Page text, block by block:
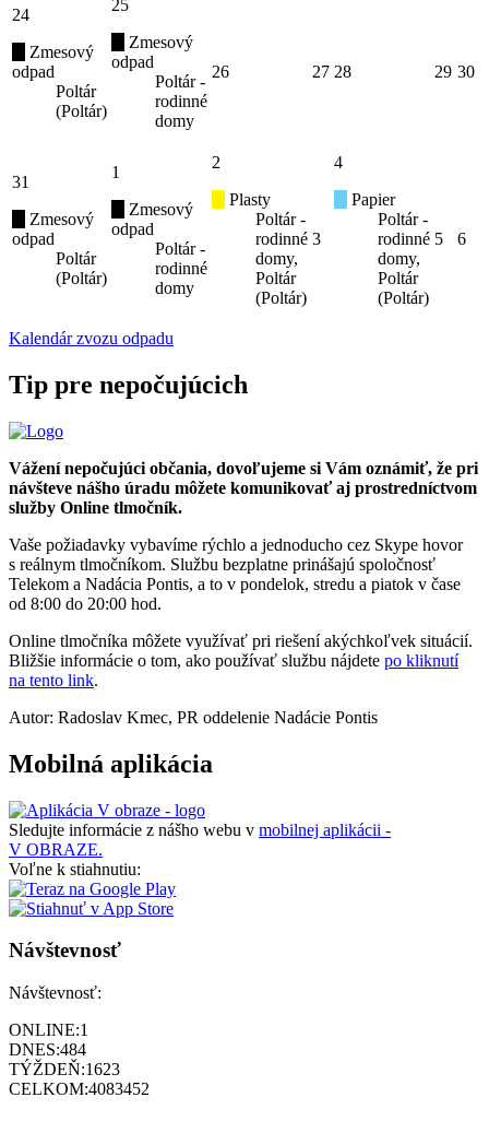
24
Zmesový
odpad
Poltár
(Poltár)
25
Zmesový
odpad
Poltár -
rodinné
domy
26 27 28 29 30
31
Zmesový
odpad
Poltár
(Poltár)
1
Zmesový
odpad
Poltár -
rodinné
domy
2
Plasty
Poltár -
rodinné
domy,
Poltár
(Poltár)
3
4
Papier
Poltár -
rodinné
domy,
Poltár
(Poltár)
5 6
Kalendár zvozu odpadu
Tip pre nepočujúcich
Vážení nepočujúci občania, dovoľujeme si Vám oznámiť, že pri
návšteve nášho úradu môžete komunikovať aj prostredníctvom
služby Online tlmočník.
Vaše požiadavky vybavíme rýchlo a jednoducho cez Skype hovor
s reálnym tlmočníkom. Službu bezplatne prinášajú spoločnosť
Telekom a Nadácia Pontis, a to v pondelok, stredu a piatok v čase
od 8:00 do 20:00 hod.
Online tlmočníka môžete využívať pri riešení akýchkoľvek situácií.
Bližšie informácie o tom, ako používať službu nájdete po kliknutí
na tento link.
Autor: Radoslav Kmec, PR oddelenie Nadácie Pontis
Mobilná aplikácia
Sledujte informácie z nášho webu v mobilnej aplikácii -
V OBRAZE.
Voľne k stiahnutiu:
Návštevnosť
Návštevnosť:
ONLINE:1
DNES:484
TÝŽDEŇ:1623
CELKOM:4083452